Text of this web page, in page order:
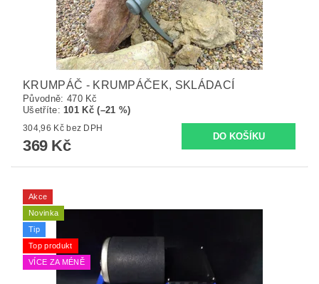
KRUMPÁČ - KRUMPÁČEK, SKLÁDACÍ
Původně: 470 Kč
Ušetříte: 101 Kč (–21 %)
304,96 Kč bez DPH
369 Kč
Akce
Novinka
Tip
Top produkt
VÍCE ZA MÉNĚ